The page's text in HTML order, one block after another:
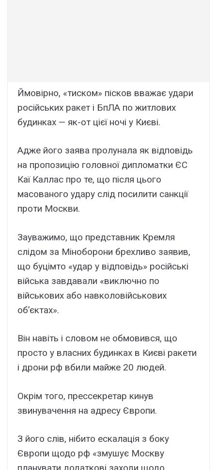
Ймовірно, «тиском» пісков вважає удари
російських ракет і БпЛА по житлових
будинках — як-от цієї ночі у Києві.
Адже його заява пролунала як відповідь
на пропозицію головної дипломатки ЄС
Каї Каллас про те, що після цього
масованого удару слід посилити санкції
проти Москви.
Зауважимо, що представник Кремля
слідом за Міноборони брехливо заявив,
що буцімто «удар у відповідь» російські
війська завдавали «виключно по
військових або навколовійськових
об’єктах».
Він навіть і словом не обмовився, що
просто у власних будинках в Києві ракети
і дрони рф вбили майже 20 людей.
Окрім того, прессекретар кинув
звинувачення на адресу Європи.
З його слів, нібито ескалація з боку
Європи щодо рф «змушує Москву